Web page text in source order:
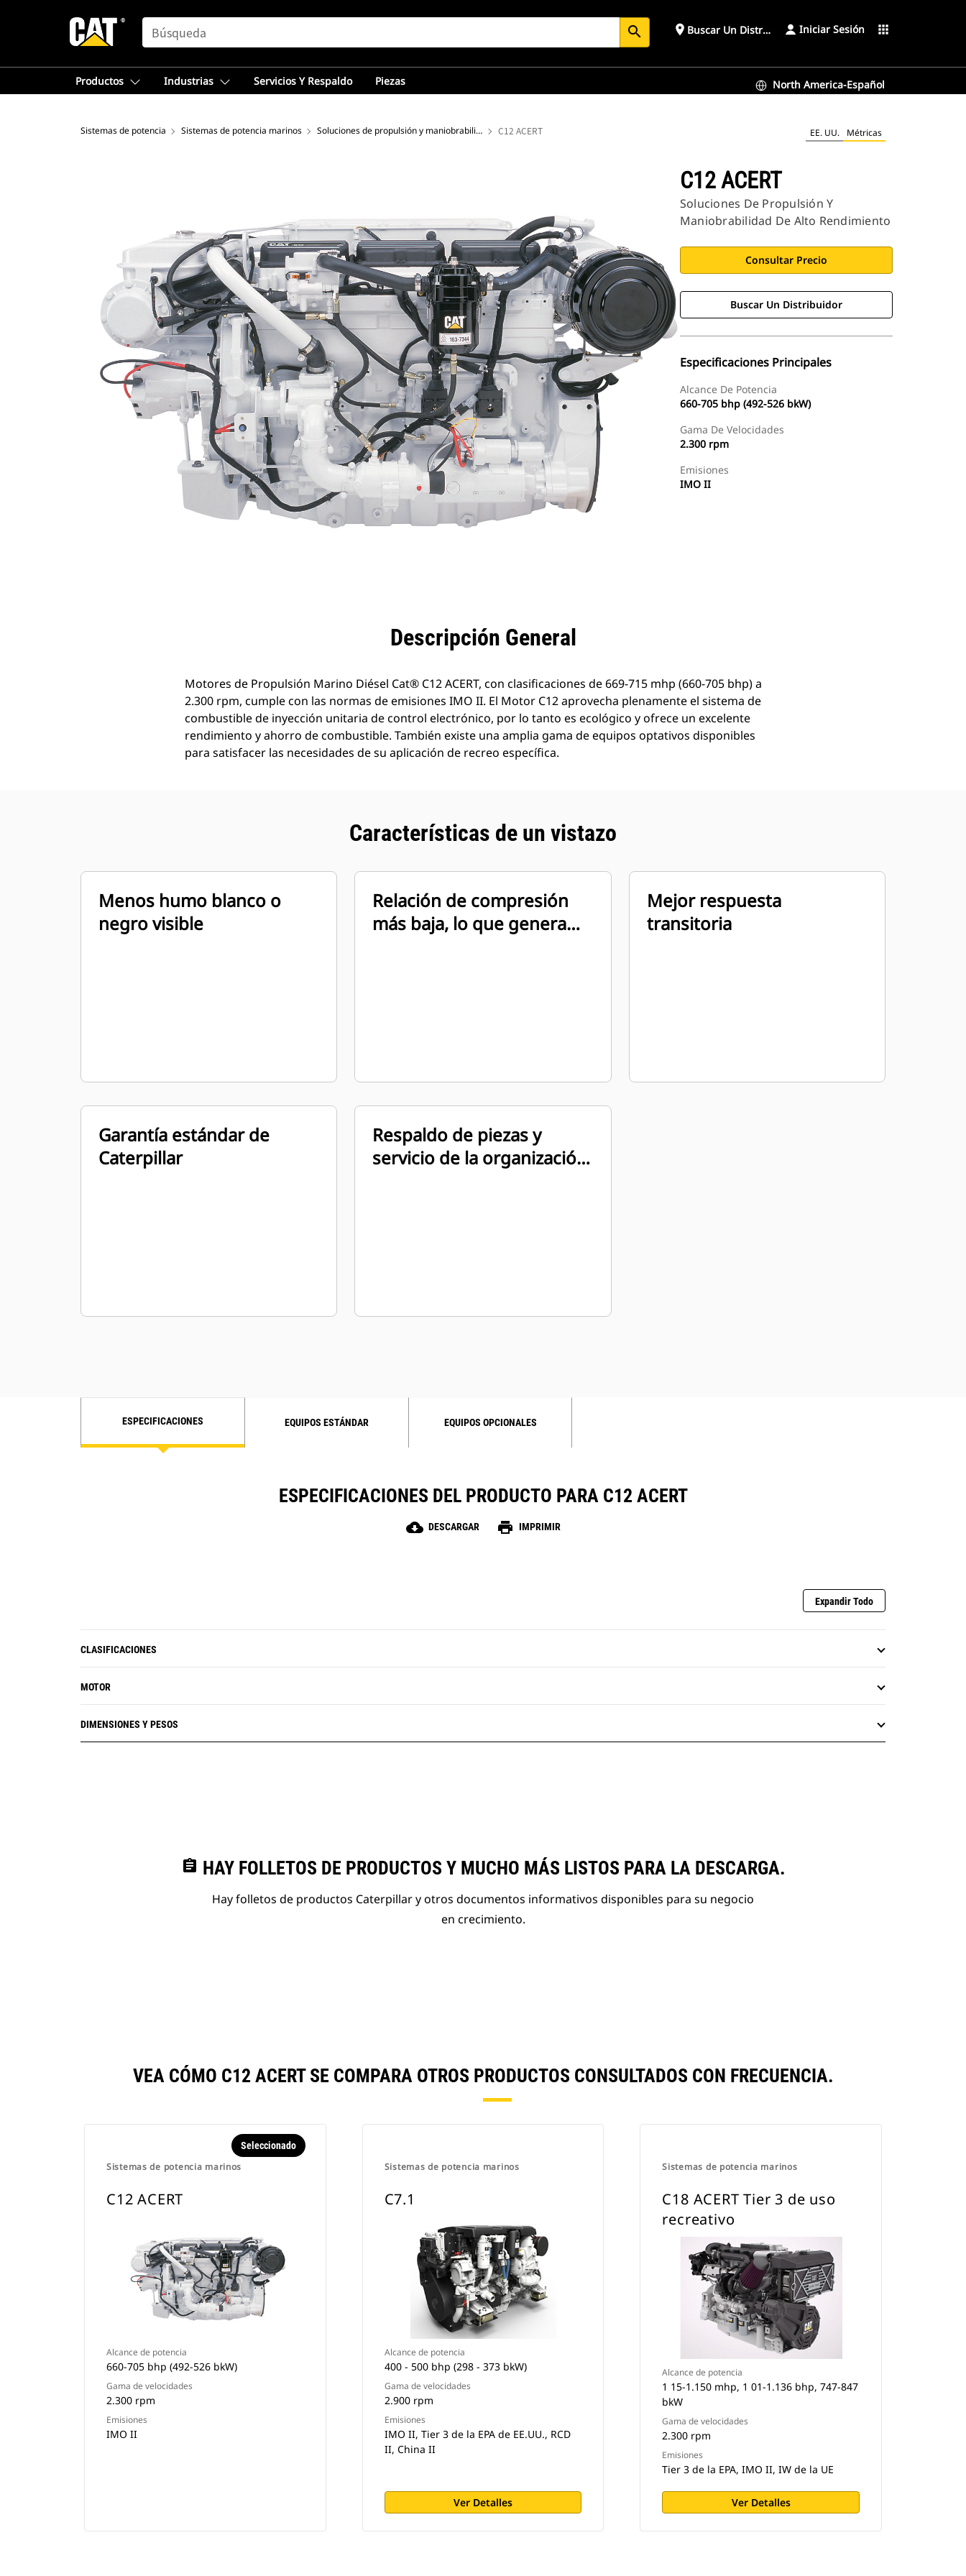
SEARCH search place Buscar Un Distribuidor Iniciar Sesión apps
Productos Industrias Servicios Y Respaldo Piezas North America-Español
Sistemas de potencia Sistemas de potencia marinos Soluciones de propulsión y maniobrabilidad de alto rendimiento C12 ACERT EE. UU. Métricas
C12 ACERT
Soluciones De Propulsión Y
Maniobrabilidad De Alto Rendimiento
Consultar Precio
Buscar Un Distribuidor
Especificaciones Principales
Alcance De Potencia
660-705 bhp (492-526 bkW)
Gama De Velocidades
2.300 rpm
Emisiones
IMO II
Descripción General
Motores de Propulsión Marino Diésel Cat® C12 ACERT, con clasificaciones de 669-715 mhp (660-705 bhp) a
2.300 rpm, cumple con las normas de emisiones IMO II. El Motor C12 aprovecha plenamente el sistema de
combustible de inyección unitaria de control electrónico, por lo tanto es ecológico y ofrece un excelente
rendimiento y ahorro de combustible. También existe una amplia gama de equipos optativos disponibles
para satisfacer las necesidades de su aplicación de recreo específica.
Características de un vistazo
Menos humo blanco o
negro visible
Relación de compresión
más baja, lo que genera
Mejor respuesta
transitoria
Garantía estándar de
Caterpillar
Respaldo de piezas y
servicio de la organización
ESPECIFICACIONES EQUIPOS ESTÁNDAR EQUIPOS OPCIONALES
ESPECIFICACIONES DEL PRODUCTO PARA C12 ACERT
cloud_download DESCARGAR print IMPRIMIR
Expandir Todo
CLASIFICACIONES
MOTOR
DIMENSIONES Y PESOS
assignment HAY FOLLETOS DE PRODUCTOS Y MUCHO MÁS LISTOS PARA LA DESCARGA.
Hay folletos de productos Caterpillar y otros documentos informativos disponibles para su negocio
en crecimiento.
VEA CÓMO C12 ACERT SE COMPARA OTROS PRODUCTOS CONSULTADOS CON FRECUENCIA.
Sistemas de potencia marinos
Seleccionado
C12 ACERT
Alcance de potencia
660-705 bhp (492-526 bkW)
Gama de velocidades
2.300 rpm
Emisiones
IMO II
Sistemas de potencia marinos
C7.1
Alcance de potencia
400 - 500 bhp (298 - 373 bkW)
Gama de velocidades
2.900 rpm
Emisiones
IMO II, Tier 3 de la EPA de EE.UU., RCD
II, China II
Ver Detalles
Sistemas de potencia marinos
C18 ACERT Tier 3 de uso
recreativo
Alcance de potencia
1 15-1.150 mhp, 1 01-1.136 bhp, 747-847
bkW
Gama de velocidades
2.300 rpm
Emisiones
Tier 3 de la EPA, IMO II, IW de la UE
Ver Detalles